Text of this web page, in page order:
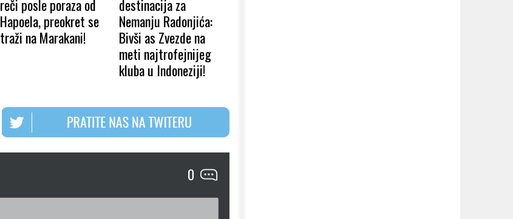
reči posle poraza od
Hapoela, preokret se
traži na Marakani!
destinacija za
Nemanju Radonjića:
Bivši as Zvezde na
meti najtrofejnijeg
kluba u Indoneziji!
0